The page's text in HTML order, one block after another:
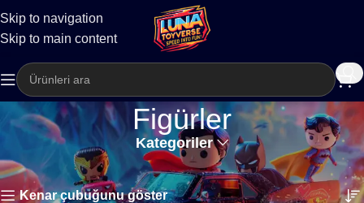
Skip to navigation
Skip to main content
Kargo
Figürler
Kategoriler
Ana Sayfa Figürler 8 sonucun tümü gösteriliyor
Kenar çubuğunu göster